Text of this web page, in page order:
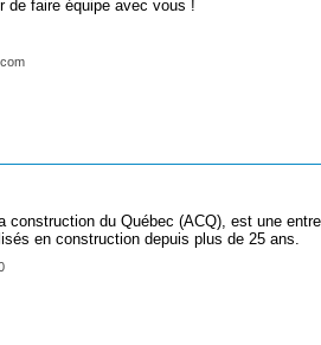
de faire équipe avec vous !
construction du Québec (ACQ), est une
en construction depuis plus de 25 ans.